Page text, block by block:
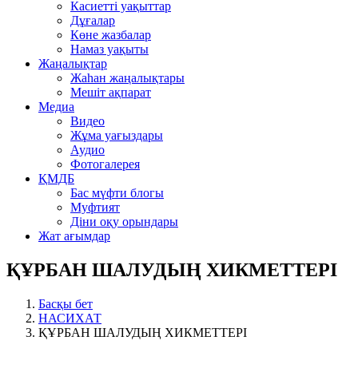
Касиетті уақыттар
Дұғалар
Көне жазбалар
Намаз уақыты
Жаңалықтар
Жаһан жаңалықтары
Мешіт ақпарат
Медиа
Видео
Жұма уағыздары
Аудио
Фотогалерея
ҚМДБ
Бас мүфти блогы
Муфтият
Діни оқу орындары
Жат ағымдар
ҚҰРБАН ШАЛУДЫҢ ХИКМЕТТЕРІ
Басқы бет
НАСИХАТ
ҚҰРБАН ШАЛУДЫҢ ХИКМЕТТЕРІ